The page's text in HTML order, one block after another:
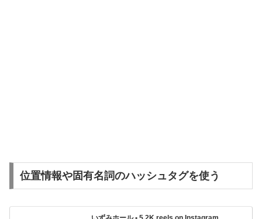
位置情報や固有名詞のハッシュタグを使う